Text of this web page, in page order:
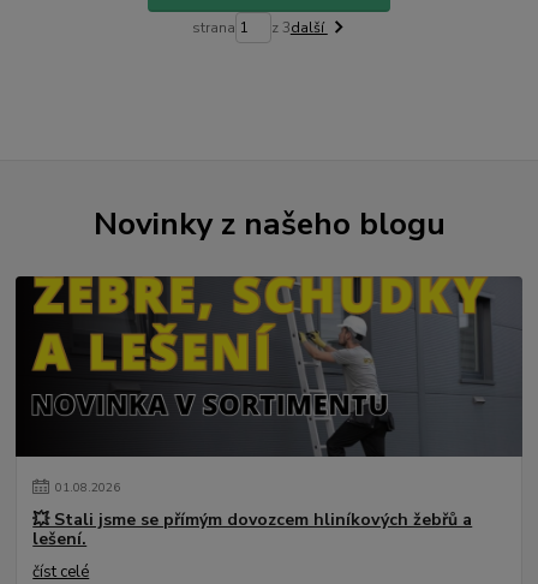
strana z 3další
Novinky z našeho blogu
01.08.2026
💥 Stali jsme se přímým dovozcem hliníkových žebřů a
lešení.
číst celé